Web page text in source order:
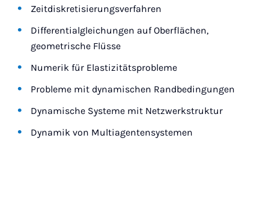
Zeitdiskretisierungsverfahren
Differentialgleichungen auf Oberflächen,
geometrische Flüsse
Numerik für Elastizitätsprobleme
Probleme mit dynamischen Randbedingungen
Dynamische Systeme mit Netzwerkstruktur
Dynamik von Multiagentensystemen